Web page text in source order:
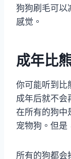
狗狗刷毛可以
感觉。
成年比
你可能听到比
成年后就不会
在所有的狗中
宠物狗。但是
所有的狗都会